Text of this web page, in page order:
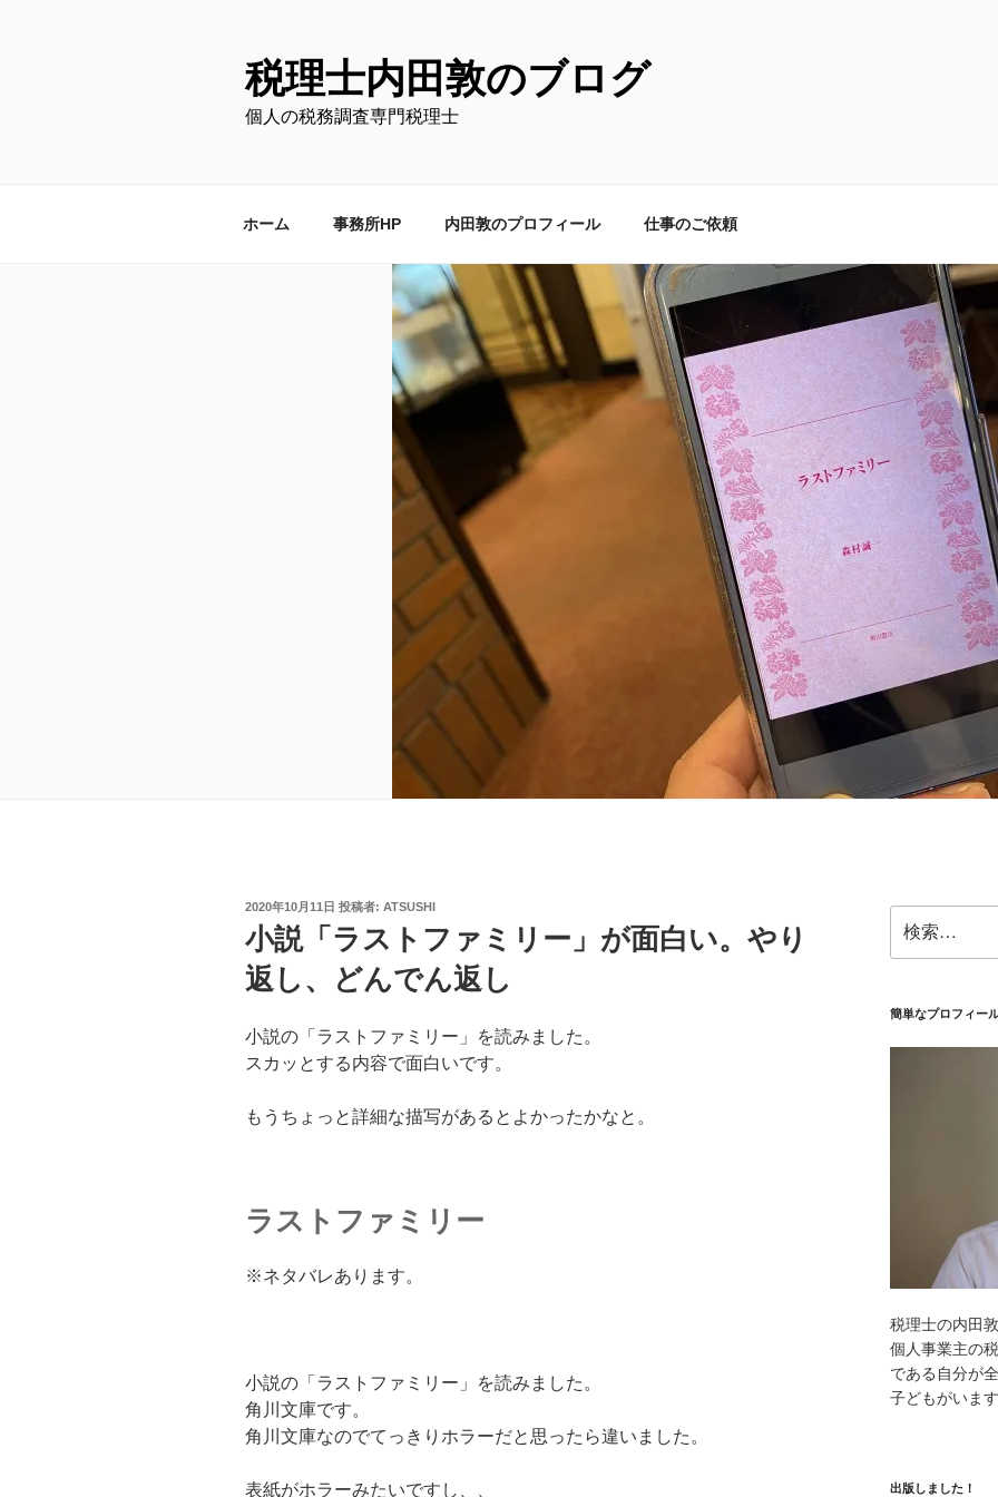
税理士内田敦のブログ
個人の税務調査専門税理士
ホーム 事務所HP 内田敦のプロフィール 仕事のご依頼
投
日:
2020年10月11日 投稿者: ATSUSHI
小説「ラストファミリー」が面白い。やり
返し、どんでん返し
小説の「ラストファミリー」を読みました。
スカッとする内容で面白いです。
もうちょっと詳細な描写があるとよかったかなと。
ラストファミリー
※ネタバレあります。
小説の「ラストファミリー」を読みました。
角川文庫です。
角川文庫なのでてっきりホラーだと思ったら違いました。
表紙がホラーみたいですし、、
索:
簡単なプロフィー
税理士の内田
個人事業主の
である自分が
子どもがいま
出版しました！